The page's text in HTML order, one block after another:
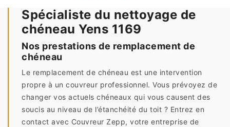
Spécialiste du nettoyage de
chéneau Yens 1169
Nos prestations de remplacement de
chéneau
Le remplacement de chéneau est une intervention
propre à un couvreur professionnel. Vous prévoyez de
changer vos actuels chéneaux qui vous causent des
soucis au niveau de l’étanchéité du toit ? Entrez en
contact avec Couvreur Zepp, votre entreprise de